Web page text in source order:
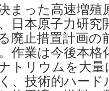
まった高速増殖
日本原子力研究
廃止措置計画の
作業は今後本
トリウムを大
、技術的ハー